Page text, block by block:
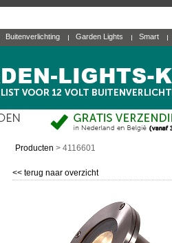
Buitenverlichting Garden Lights Smart
Producten > 4116601
<< terug naar overzicht